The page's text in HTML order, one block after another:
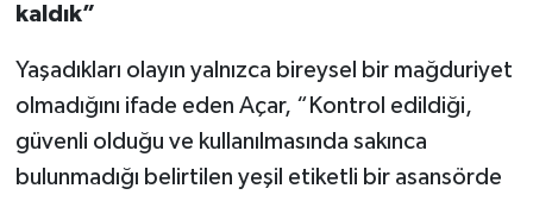
kaldık”
Yaşadıkları olayın yalnızca bireysel bir mağduriyet
olmadığını ifade eden Açar, “Kontrol edildiği,
güvenli olduğu ve kullanılmasında sakınca
bulunmadığı belirtilen yeşil etiketli bir asansörde